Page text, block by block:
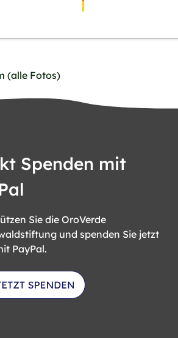
(alle Fotos)
Spenden mit
Sie die OroVerde
und spenden Sie jetzt
PayPal.